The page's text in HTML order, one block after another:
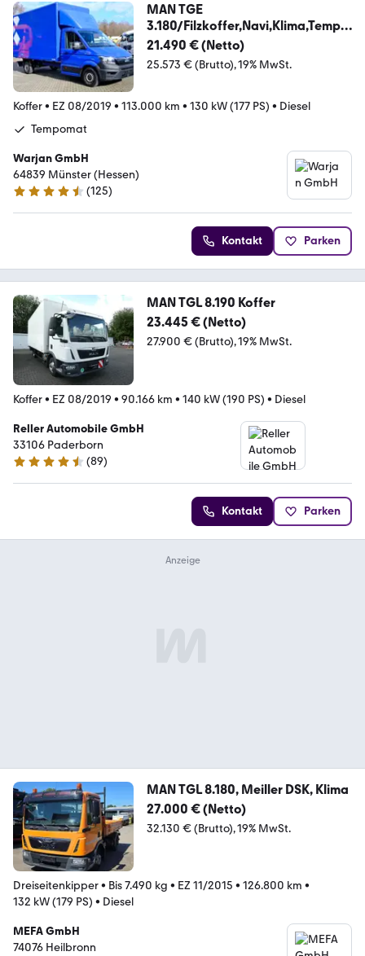
MAN TGE
3.180/Filzkoffer,Navi,Klima,Tempo
mat,E6
21.490 € (Netto)
25.573 € (Brutto) 19% MwSt.
Koffer• EZ 08/2019 • 113.000 km • 130 kW (177 PS) • Diesel
Tempomat
Warjan GmbH
64839 Münster (Hessen)
4.7 Sterne
(125)
Kontakt Parken
MAN TGL 8.190 Koffer
23.445 € (Netto)
27.900 € (Brutto) 19% MwSt.
Koffer• EZ 08/2019 • 90.166 km • 140 kW (190 PS) • Diesel
Reller Automobile GmbH
33106 Paderborn
4.4 Sterne
(89)
Kontakt Parken
MAN TGL 8.180, Meiller DSK, Klima
27.000 € (Netto)
32.130 € (Brutto) 19% MwSt.
Dreiseitenkipper• Bis 7.490 kg • EZ 11/2015 • 126.800 km •
132 kW (179 PS) • Diesel
MEFA GmbH
74076 Heilbronn